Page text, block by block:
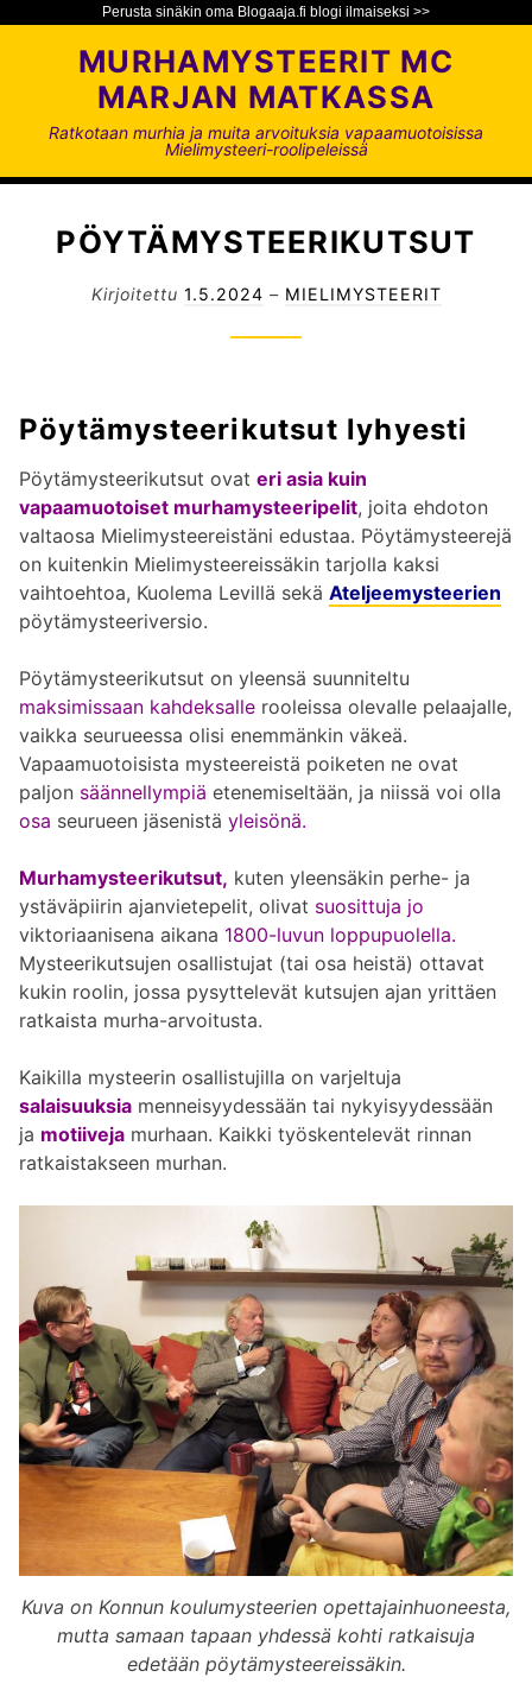
Perusta sinäkin oma Blogaaja.fi blogi ilmaiseksi >>
y
MURHAMYSTEERIT MC
MARJAN MATKASSA
Ratkotaan murhia ja muita arvoituksia vapaamuotoisissa
Mielimysteeri-roolipeleissä
PÖYTÄMYSTEERIKUTSUT
Kirjoitettu 1.5.2024 – MIELIMYSTEERIT
Pöytämysteerikutsut lyhyesti
Pöytämysteerikutsut ovat eri asia kuin
vapaamuotoiset murhamysteeripelit, joita ehdoton
valtaosa Mielimysteereistäni edustaa. Pöytämysteerejä
on kuitenkin Mielimysteereissäkin tarjolla kaksi
vaihtoehtoa, Kuolema Levillä sekä Ateljeemysteerien
pöytämysteeriversio.
Pöytämysteerikutsut on yleensä suunniteltu
maksimissaan kahdeksalle rooleissa olevalle pelaajalle,
vaikka seurueessa olisi enemmänkin väkeä.
Vapaamuotoisista mysteereistä poiketen ne ovat
paljon säännellympiä etenemiseltään, ja niissä voi olla
osa seurueen jäsenistä yleisönä.
Murhamysteerikutsut, kuten yleensäkin perhe- ja
ystäväpiirin ajanvietepelit, olivat suosittuja jo
viktoriaanisena aikana 1800-luvun loppupuolella.
Mysteerikutsujen osallistujat (tai osa heistä) ottavat
kukin roolin, jossa pysyttelevät kutsujen ajan yrittäen
ratkaista murha-arvoitusta.
Kaikilla mysteerin osallistujilla on varjeltuja
salaisuuksia menneisyydessään tai nykyisyydessään
ja motiiveja murhaan. Kaikki työskentelevät rinnan
ratkaistakseen murhan.
Kuva on Konnun koulumysteerien opettajainhuoneesta,
mutta samaan tapaan yhdessä kohti ratkaisuja
edetään pöytämysteereissäkin.